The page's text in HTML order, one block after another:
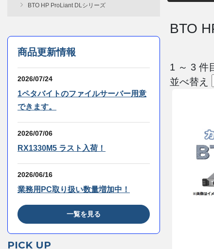
BTO
1 ～ 3 件
並べ替え
BTO HP ProLiant DLシリーズ
商品更新情報
2026/07/24
1ペタバイトのファイルサーバー用意
できます。
2026/07/06
RX1330M5 ラスト入荷！
2026/06/16
業務用PC取り扱い数量増加中！
一覧を見る
PICK UP